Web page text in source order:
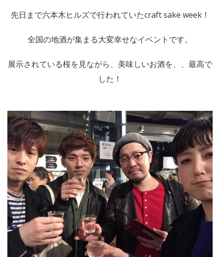
先日まで六本木ヒルズで行われていたcraft sake week！
全国の地酒が集まる大変幸せなイベントです。
展示されている桜を見ながら、美味しいお酒を、、最高で
した！